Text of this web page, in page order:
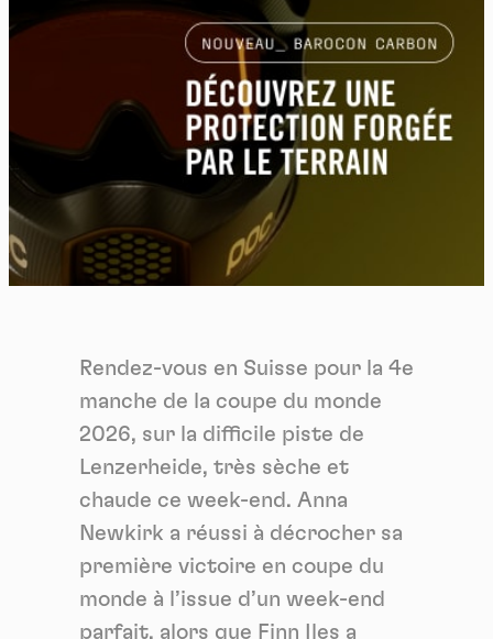
Rendez-vous en Suisse pour la 4e
manche de la coupe du monde
2026, sur la difficile piste de
Lenzerheide, très sèche et
chaude ce week-end. Anna
Newkirk a réussi à décrocher sa
première victoire en coupe du
monde à l’issue d’un week-end
parfait, alors que Finn Iles a